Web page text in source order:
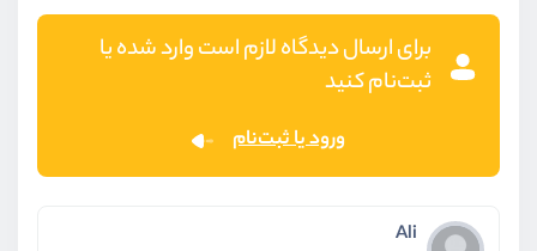
برای ارسال دیدگاه لازم است وارد شده یا
ثبت‌نام کنید
ورود یا ثبت‌نام
Ali